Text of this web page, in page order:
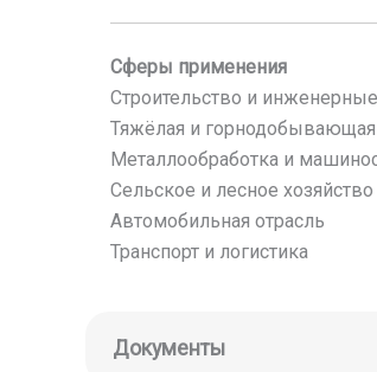
Сферы применения
Строительство и
Тяжёлая и
Металлообработка и
Сельское и лесное хозяйство
Автомобильная отрасль
Транспорт и логистика
Документы